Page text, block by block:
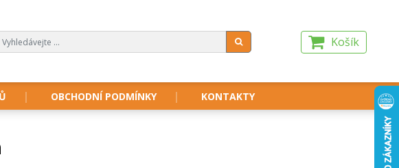
Košík
OBCHODNÍ PODMÍNKY KONTAKTY